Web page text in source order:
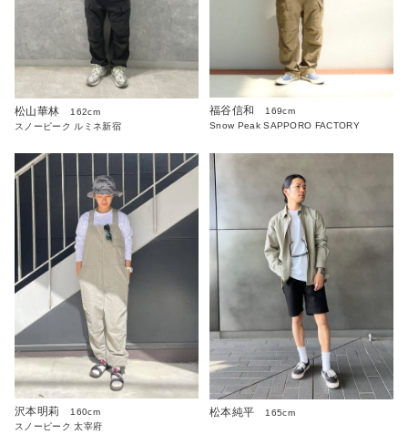
松山華林
162cm
スノーピーク ルミネ新宿
福谷信和
169cm
Snow Peak SAPPORO FACTORY
沢本明莉
160cm
スノーピーク 太宰府
松本純平 165cm